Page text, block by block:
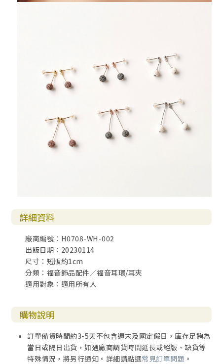
詳細資料
廠商編號：H0708-WH-002
出版日期：20230114
尺寸：短版約1cm
分類：福音飾品配件／福音耳環/耳夾
適用對象：適用所有人
購物說明
訂單備貨時間約3-5天不包含週末及國定假日，庫存足夠為
當日或隔日出貨，如遇廠商調貨時間延長或絕版、缺貨等
特殊情況，將另行通知。詳細請點選常見訂單問題 。